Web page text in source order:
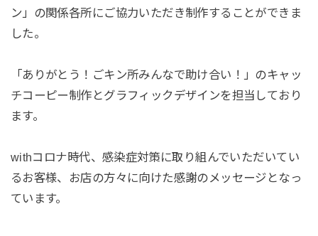
ン」の関係各所にご協力いただき制作することができま
した。
「ありがとう！ごキン所みんなで助け合い！」のキャッ
チコーピー制作とグラフィックデザインを担当しており
ます。
withコロナ時代、感染症対策に取り組んでいただいてい
るお客様、お店の方々に向けた感謝のメッセージとなっ
ています。